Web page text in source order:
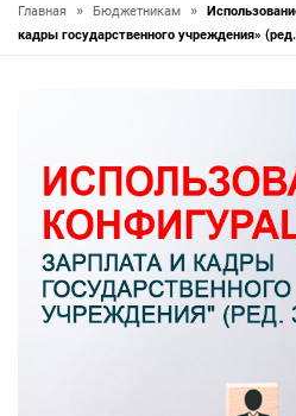
Главная » Бюджетникам »
кадры государственного учреждения»